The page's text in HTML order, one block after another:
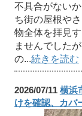
不具合がない
ち街の屋根や
物全体を拝見
ませんでした
の...続きを読む
2026/07/11 横浜
けを確認、カバ